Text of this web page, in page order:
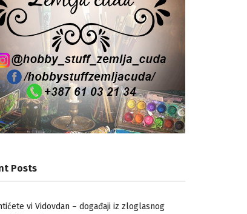
Posts
vi Vidovdan – događaji iz zloglasnog